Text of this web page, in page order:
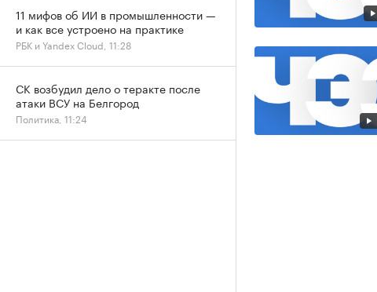
11 мифов об ИИ в промышленности —
и как все устроено на практике
РБК и Yandex Cloud, 11:28
СК возбудил дело о теракте после
атаки ВСУ на Белгород
Политика, 11:24